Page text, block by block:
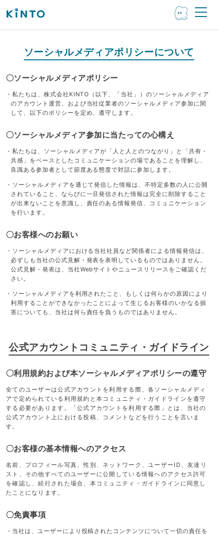
ソーシャルメディアポリシーについて
〇ソーシャルメディアポリシー
・私たちは、株式会社KINTO（以下、「当社」）のソーシャルメディア
のアカウント運営、および当社従業者のソーシャルメディア参加に関
して、以下のポリシーを定め、遵守します。
〇ソーシャルメディア参加に当たっての心構え
・私たちは、ソーシャルメディアが「人と人とのつながり」と「共有・
共感」をベースとしたコミュニケーションの場であることを理解し、
良識ある参加者として節度ある態度で対話に参加します。
・ソーシャルメディアを通じて発信した情報は、不特定多数の人に公開
されていること、ならびに一旦発信された情報は完全に削除すること
が出来ないことを意識し、責任のある情報発信、コミュニケーション
を行います。
〇お客様へのお願い
・ソーシャルメディアにおける当社社員など関係者による情報発信は、
必ずしも当社の公式見解・発表を表明しているものではありません。
公式見解・発表は、当社Webサイトやニュースリリースをご確認くだ
さい。
・ソーシャルメディアを利用されたこと、もしくは何らかの原因により
利用することができなかったことによって生じるお客様のいかなる損
害についても、当社は何ら責任を負うものではありません。
公式アカウントコミュニティ・ガイドライン
〇利用規約および本ソーシャルメディアポリシーの遵守
全てのユーザーは公式アカウントを利用する際、各ソーシャルメディ
アで定められている利用規約と本コミュニティ・ガイドラインを遵守
する必要があります。「公式アカウントを利用する際」とは、当社の
公式アカウント上における投稿、コメントなどを行うことを言いま
す。
〇お客様の基本情報へのアクセス
名前、プロフィール写真、性別、ネットワーク、ユーザーID、友達リ
スト、その他すべてのユーザーに公開している情報へのアクセス許可
を確認し、続行された場合、本コミュニティ・ガイドラインに同意し
たことになります。
〇免責事項
・当社は、ユーザーにより投稿されたコンテンツについて一切の責任を